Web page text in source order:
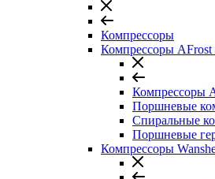
Компрессоры
Компрессоры AFrost
Компрессоры
Поршневые
Спиральные
Поршневые
Компрессоры